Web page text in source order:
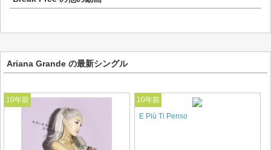
Ariana Grande の最新シングル
10年前
10年前
E Più Ti Penso